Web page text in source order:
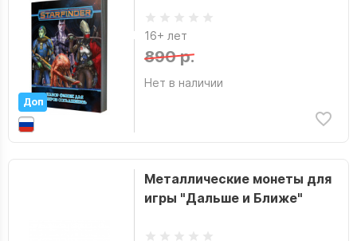
Доп
16+ лет
890 р.
Нет в наличии
Металлические монеты для
игры "Дальше и Ближе"